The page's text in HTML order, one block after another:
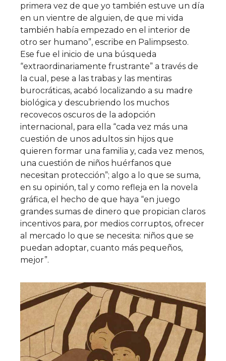
primera vez de que yo también estuve un día
en un vientre de alguien, de que mi vida
también había empezado en el interior de
otro ser humano”, escribe en Palimpsesto.
Ese fue el inicio de una búsqueda
“extraordinariamente frustrante” a través de
la cual, pese a las trabas y las mentiras
burocráticas, acabó localizando a su madre
biológica y descubriendo los muchos
recovecos oscuros de la adopción
internacional, para ella “cada vez más una
cuestión de unos adultos sin hijos que
quieren formar una familia y, cada vez menos,
una cuestión de niños huérfanos que
necesitan protección”; algo a lo que se suma,
en su opinión, tal y como refleja en la novela
gráfica, el hecho de que haya “en juego
grandes sumas de dinero que propician claros
incentivos para, por medios corruptos, ofrecer
al mercado lo que se necesita: niños que se
puedan adoptar, cuanto más pequeños,
mejor”.